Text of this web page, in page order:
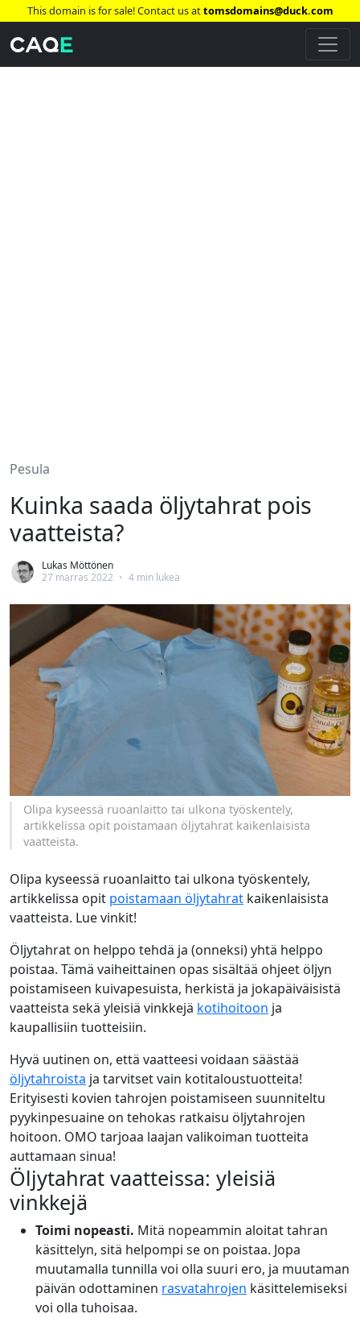
This domain is for sale! Contact us attomsdomains@duck.com
Pesula
Kuinka saada öljytahrat pois
vaatteista?
Lukas Möttönen
27 marras 2022 • 4 min lukea
Olipa kyseessä ruoanlaitto tai ulkona työskentely,
artikkelissa opit poistamaan öljytahrat kaikenlaisista
vaatteista.
Olipa kyseessä ruoanlaitto tai ulkona työskentely,
artikkelissa opit poistamaan öljytahrat kaikenlaisista
vaatteista. Lue vinkit!
Öljytahrat on helppo tehdä ja (onneksi) yhtä helppo
poistaa. Tämä vaiheittainen opas sisältää ohjeet öljyn
poistamiseen kuivapesuista, herkistä ja jokapäiväisistä
vaatteista sekä yleisiä vinkkejä kotihoitoon ja
kaupallisiin tuotteisiin.
Hyvä uutinen on, että vaatteesi voidaan säästää
öljytahroista ja tarvitset vain kotitaloustuotteita!
Erityisesti kovien tahrojen poistamiseen suunniteltu
pyykinpesuaine on tehokas ratkaisu öljytahrojen
hoitoon. OMO tarjoaa laajan valikoiman tuotteita
auttamaan sinua!
Öljytahrat vaatteissa: yleisiä
vinkkejä
Toimi nopeasti. Mitä nopeammin aloitat tahran
käsittelyn, sitä helpompi se on poistaa. Jopa
muutamalla tunnilla voi olla suuri ero, ja muutaman
päivän odottaminen rasvatahrojen käsittelemiseksi
voi olla tuhoisaa.